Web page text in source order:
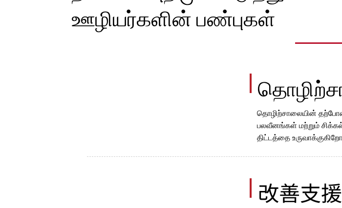
ஊழியர்களின் பண்புகள்
தொழிற்சாலையின்
பலவீனங்கள் மற்றும்
திட்டத்தை
改善支